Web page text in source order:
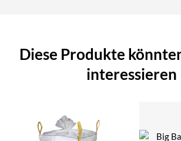
Diese Produkte
interessieren